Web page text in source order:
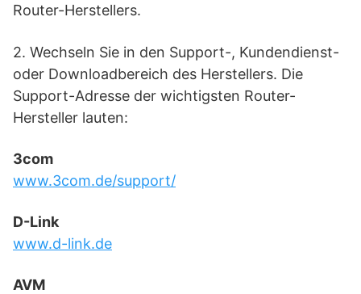
Router-Herstellers.
2. Wechseln Sie in den Support-, Kundendienst-
oder Downloadbereich des Herstellers. Die
Support-Adresse der wichtigsten Router-
Hersteller lauten:
3com
www.3com.de/support/
D-Link
www.d-link.de
AVM